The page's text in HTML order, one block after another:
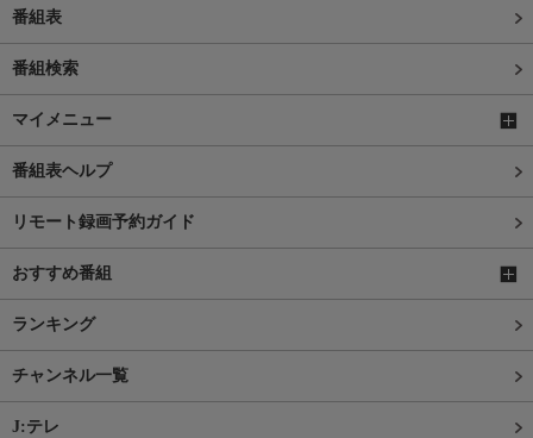
番組表
番組検索
マイメニュー
番組表ヘルプ
リモート録画予約ガイド
おすすめ番組
ランキング
チャンネル一覧
J:テレ